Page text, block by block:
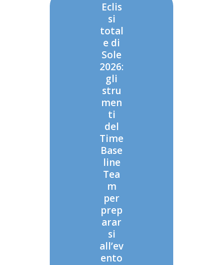
Eclis
si
total
e di
Sole
2026:
gli
stru
men
ti
del
Time
Base
line
Tea
m
per
prep
arar
si
all’ev
ento